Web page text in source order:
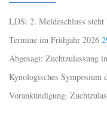
LDS: 2. Meldeschluss steht
Termine im Frühjahr 2026
Abgesagt: Zuchtzulassung
Kynologisches Symposium
Vorankündigung: